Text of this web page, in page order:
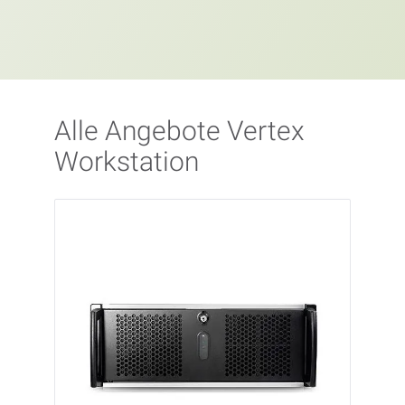
Alle Angebote Vertex
Workstation